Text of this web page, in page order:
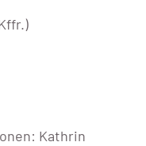
Kathrin